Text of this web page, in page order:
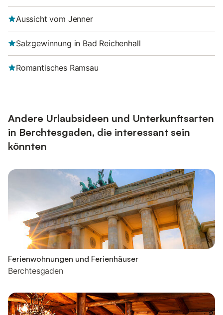
Aussicht vom Jenner
Salzgewinnung in Bad Reichenhall
Romantisches Ramsau
Andere Urlaubsideen und Unterkunftsarten
in Berchtesgaden, die interessant sein
könnten
Ferienwohnungen und Ferienhäuser
Berchtesgaden